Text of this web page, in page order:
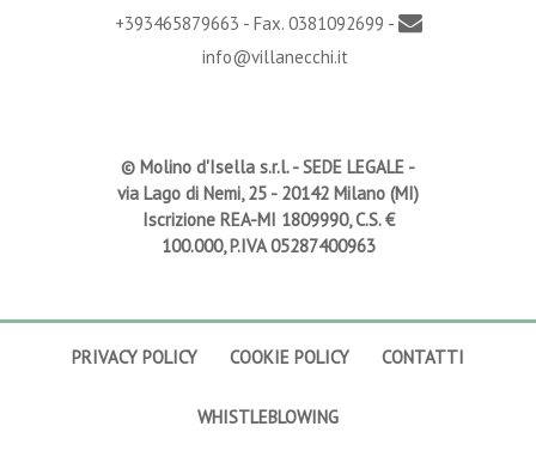
+393465879663 - Fax. 0381092699 -
info@villanecchi.it
© Molino d'Isella s.r.l. -SEDE LEGALE -
via Lago di Nemi, 25 - 20142 Milano (MI)
Iscrizione REA-MI 1809990, C.S. €
100.000, P.IVA 05287400963
PRIVACY POLICY COOKIE POLICY CONTATTI
WHISTLEBLOWING